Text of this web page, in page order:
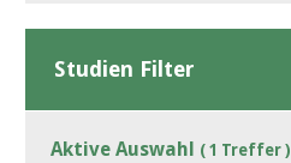
Studien Filter
Aktive Auswahl ( 1 Treffer )